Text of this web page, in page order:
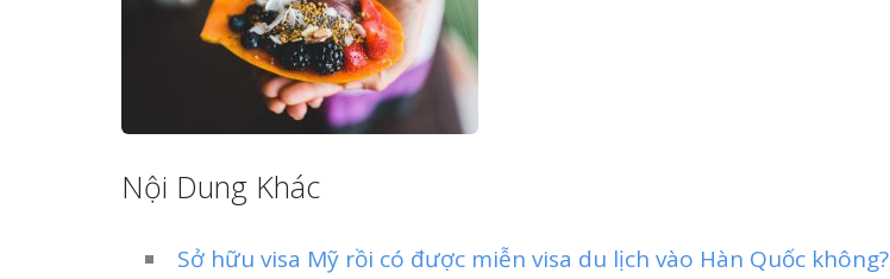
Nội Dung Khác
Sở hữu visa Mỹ rồi có được miễn visa du lịch vào Hàn Quốc không?